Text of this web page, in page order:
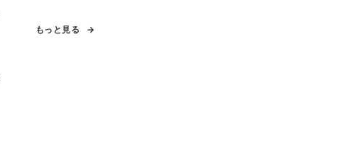
もっと見る